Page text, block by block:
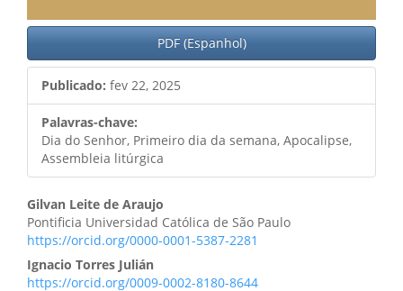
PDF (Espanhol)
Publicado: fev 22, 2025
Palavras-chave:
Dia do Senhor, Primeiro dia da semana, Apocalipse,
Assembleia litúrgica
Conteúdo
do
artigo
Gilvan Leite de Araujo
Pontificia Universidad Católica de São Paulo
https://orcid.org/0000-0001-5387-2281
Ignacio Torres Julián
https://orcid.org/0009-0002-8180-8644